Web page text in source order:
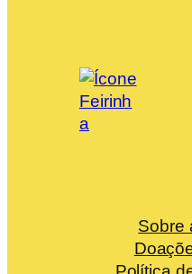
Sobre